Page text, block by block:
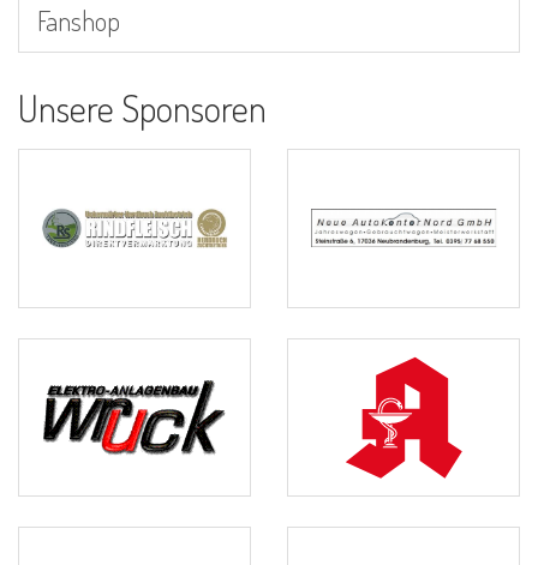
Fanshop
Unsere Sponsoren